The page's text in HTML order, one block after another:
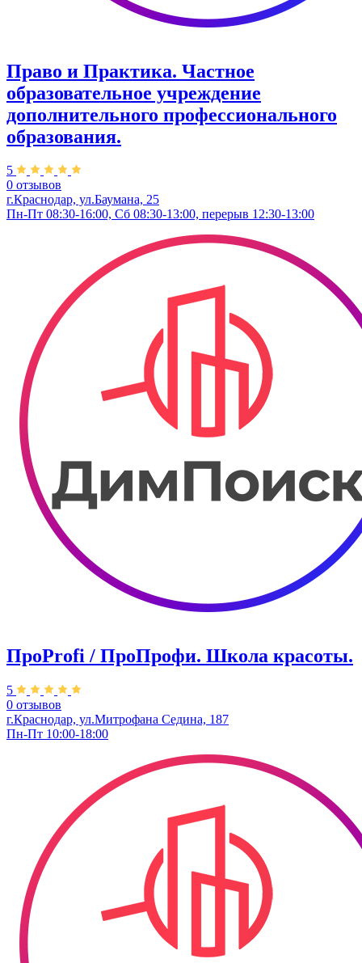
Право и Практика. Частное
образовательное учреждение
дополнительного профессионального
образования.
5
0 отзывов
г.Краснодар, ул.Баумана, 25
Пн-Пт 08:30-16:00, Сб 08:30-13:00, перерыв 12:30-13:00
ПроРrofi / ПроПрофи. Школа красоты.
5
0 отзывов
г.Краснодар, ул.Митрофана Седина, 187
Пн-Пт 10:00-18:00